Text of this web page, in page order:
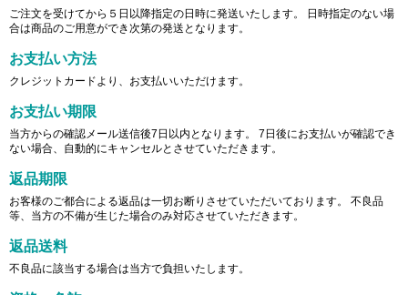
ご注文を受けてから５日以降指定の日時に発送いたします。 日時指定のない場
合は商品のご用意ができ次第の発送となります。
お支払い方法
クレジットカードより、お支払いいただけます。
お支払い期限
当方からの確認メール送信後7日以内となります。 7日後にお支払いが確認でき
ない場合、自動的にキャンセルとさせていただきます。
返品期限
お客様のご都合による返品は一切お断りさせていただいております。 不良品
等、当方の不備が生じた場合のみ対応させていただきます。
返品送料
不良品に該当する場合は当方で負担いたします。